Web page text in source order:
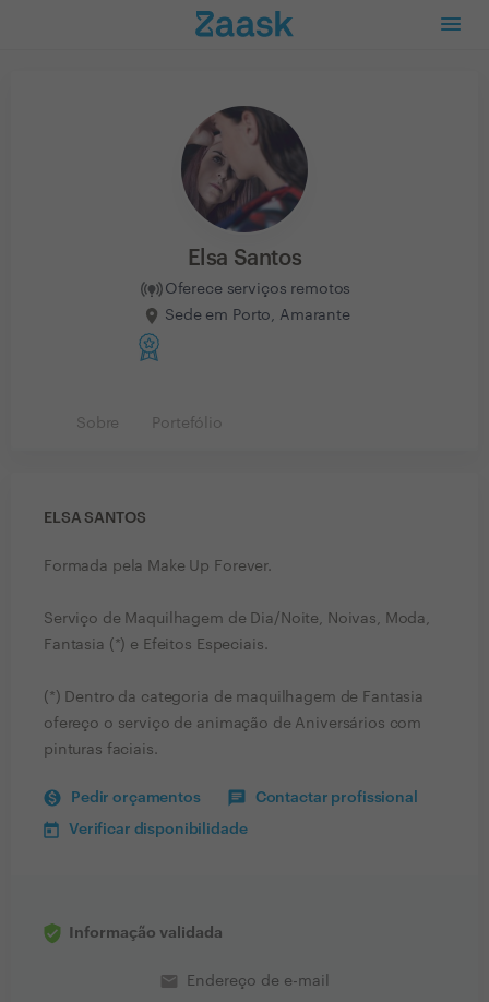
Elsa Santos
Oferece serviços remotos
Sede em Porto, Amarante
Sobre Portefólio
ELSA SANTOS
Formada pela Make Up Forever.
Serviço de Maquilhagem de Dia/Noite, Noivas, Moda,
Fantasia (*) e Efeitos Especiais.
(*) Dentro da categoria de maquilhagem de Fantasia
ofereço o serviço de animação de Aniversários com
pinturas faciais.
Pedir orçamentos Contactar profissional
Verificar disponibilidade
Informação validada
email Endereço de e-mail